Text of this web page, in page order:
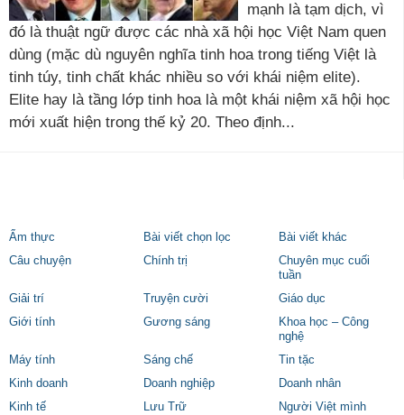
mạnh là tạm dịch, vì
đó là thuật ngữ được các nhà xã hội học Việt Nam quen
dùng (mặc dù nguyên nghĩa tinh hoa trong tiếng Việt là
tinh túy, tinh chất khác nhiều so với khái niệm elite).
Elite hay là tầng lớp tinh hoa là một khái niệm xã hội học
mới xuất hiện trong thế kỷ 20. Theo định...
Ẩm thực Bài viết chọn lọc
Bài viết khác
Câu chuyện
Chính trị
Chuyên mục cuối
tuần
Giải trí
Truyện cười
Giáo dục
Giới tính
Gương sáng
Khoa học – Công
nghệ
Máy tính
Sáng chế
Tin tặc
Kinh doanh
Doanh nghiệp
Doanh nhân
Kinh tế
Lưu Trữ
Người Việt mình